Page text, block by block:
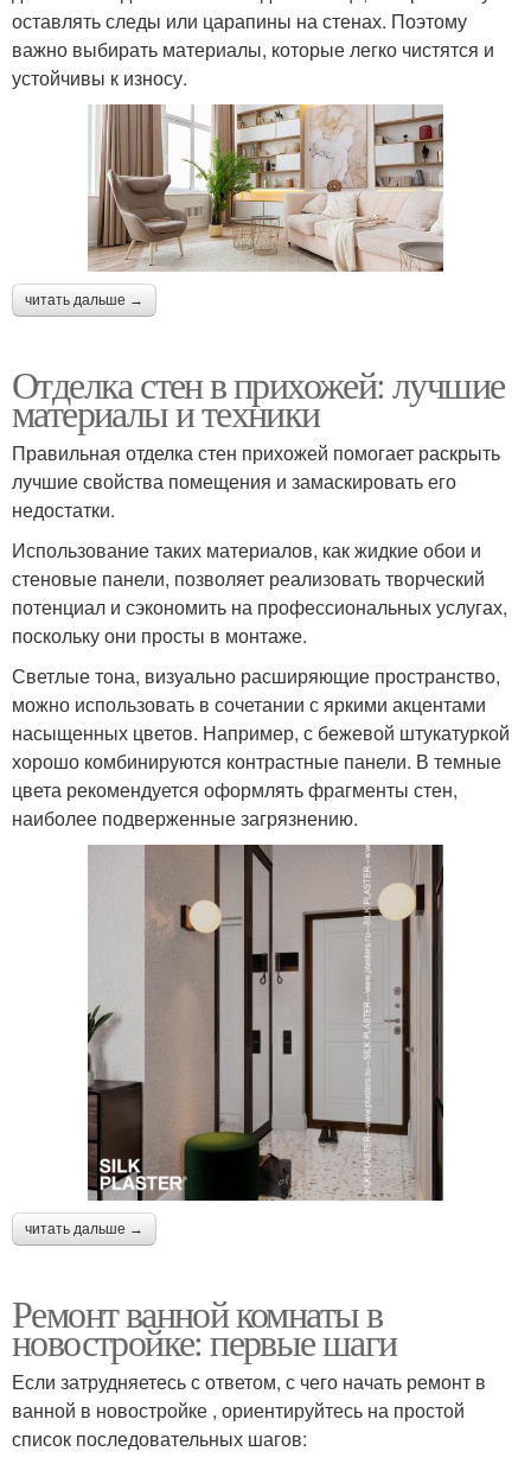
оставлять следы или царапины на стенах. Поэтому
важно выбирать материалы, которые легко чистятся и
устойчивы к износу.
читать дальше →
Отделка стен в прихожей: лучшие
материалы и техники
Правильная отделка стен прихожей помогает раскрыть
лучшие свойства помещения и замаскировать его
недостатки.
Использование таких материалов, как жидкие обои и
стеновые панели, позволяет реализовать творческий
потенциал и сэкономить на профессиональных услугах,
поскольку они просты в монтаже.
Светлые тона, визуально расширяющие пространство,
можно использовать в сочетании с яркими акцентами
насыщенных цветов. Например, с бежевой штукатуркой
хорошо комбинируются контрастные панели. В темные
цвета рекомендуется оформлять фрагменты стен,
наиболее подверженные загрязнению.
читать дальше →
Ремонт ванной комнаты в
новостройке: первые шаги
Если затрудняетесь с ответом, с чего начать ремонт в
ванной в новостройке , ориентируйтесь на простой
список последовательных шагов: